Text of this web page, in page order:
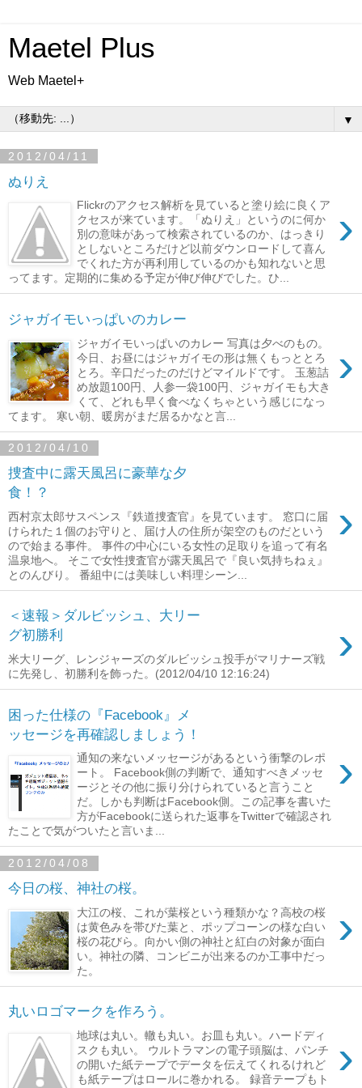
Maetel Plus
Web Maetel+
▼
2012/04/11
ぬりえ
›
Flickrのアクセス解析を見ていると塗り絵に良くア
クセスが来ています。「ぬりえ」というのに何か
別の意味があって検索されているのか、はっきり
としないところだけど以前ダウンロードして喜ん
でくれた方が再利用しているのかも知れないと思
ってます。定期的に集める予定が伸び伸びでした。ひ...
ジャガイモいっぱいのカレー
›
ジャガイモいっぱいのカレー 写真は夕べのもの。
今日、お昼にはジャガイモの形は無くもっととろ
とろ。辛口だったのだけどマイルドです。 玉葱詰
め放題100円、人参一袋100円、ジャガイモも大き
くて、どれも早く食べなくちゃという感じになっ
てます。 寒い朝、暖房がまだ居るかなと言...
2012/04/10
捜査中に露天風呂に豪華な夕
食！？
›
西村京太郎サスペンス『鉄道捜査官』を見ています。 窓口に届
けられた１個のお守りと、届け人の住所が架空のものだという
ので始まる事件。 事件の中心にいる女性の足取りを追って有名
温泉地へ。 そこで女性捜査官が露天風呂で『良い気持ちねぇ』
とのんびり。 番組中には美味しい料理シーン...
＜速報＞ダルビッシュ、大リー
グ初勝利
›
米大リーグ、レンジャーズのダルビッシュ投手がマリナーズ戦
に先発し、初勝利を飾った。(2012/04/10 12:16:24)
困った仕様の『Facebook』メ
ッセージを再確認しましょう！
›
通知の来ないメッセージがあるという衝撃のレポ
ート。 Facebook側の判断で、通知すべきメッセ
ージとその他に振り分けられていると言うこと
だ。しかも判断はFacebook側。この記事を書いた
方がFacebookに送られた返事をTwitterで確認され
たことで気がついたと言いま...
2012/04/08
今日の桜、神社の桜。
›
大江の桜、これが葉桜という種類かな？高校の桜
は黄色みを帯びた葉と、ポップコーンの様な白い
桜の花びら。向かい側の神社と紅白の対象が面白
い。神社の隣、コンビニが出来るのか工事中だっ
た。
丸いロゴマークを作ろう。
›
地球は丸い。轍も丸い。お皿も丸い。ハードディ
スクも丸い。 ウルトラマンの電子頭脳は、パンチ
の開いた紙テープでデータを伝えてくれるけれど
も紙テープはロールに巻かれる。 録音テープもト